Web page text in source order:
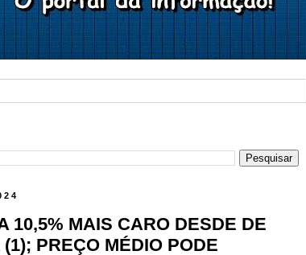
10,5% MAIS CARO DESDE DE
PREÇO MÉDIO PODE